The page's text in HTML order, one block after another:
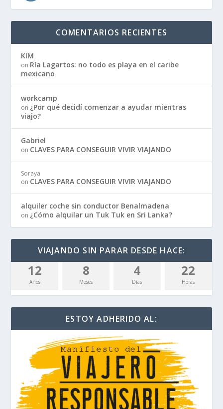
COMENTARIOS RECIENTES
KIM
on Ría Lagartos: no todo es playa en el caribe
mexicano
workcamp
on ¿Por qué decidí comenzar a ayudar mientras
viajo?
Gabriel
on CLAVES PARA CONSEGUIR VIVIR VIAJANDO
Soraya
on CLAVES PARA CONSEGUIR VIVIR VIAJANDO
alquiler coche sin conductor Benalmadena
on ¿Cómo alquilar un Tuk Tuk en Sri Lanka?
VIAJANDO SIN PARAR DESDE HACE:
12
Años
8
Meses
4
Días
22
Horas
ESTOY ADHERIDO AL: